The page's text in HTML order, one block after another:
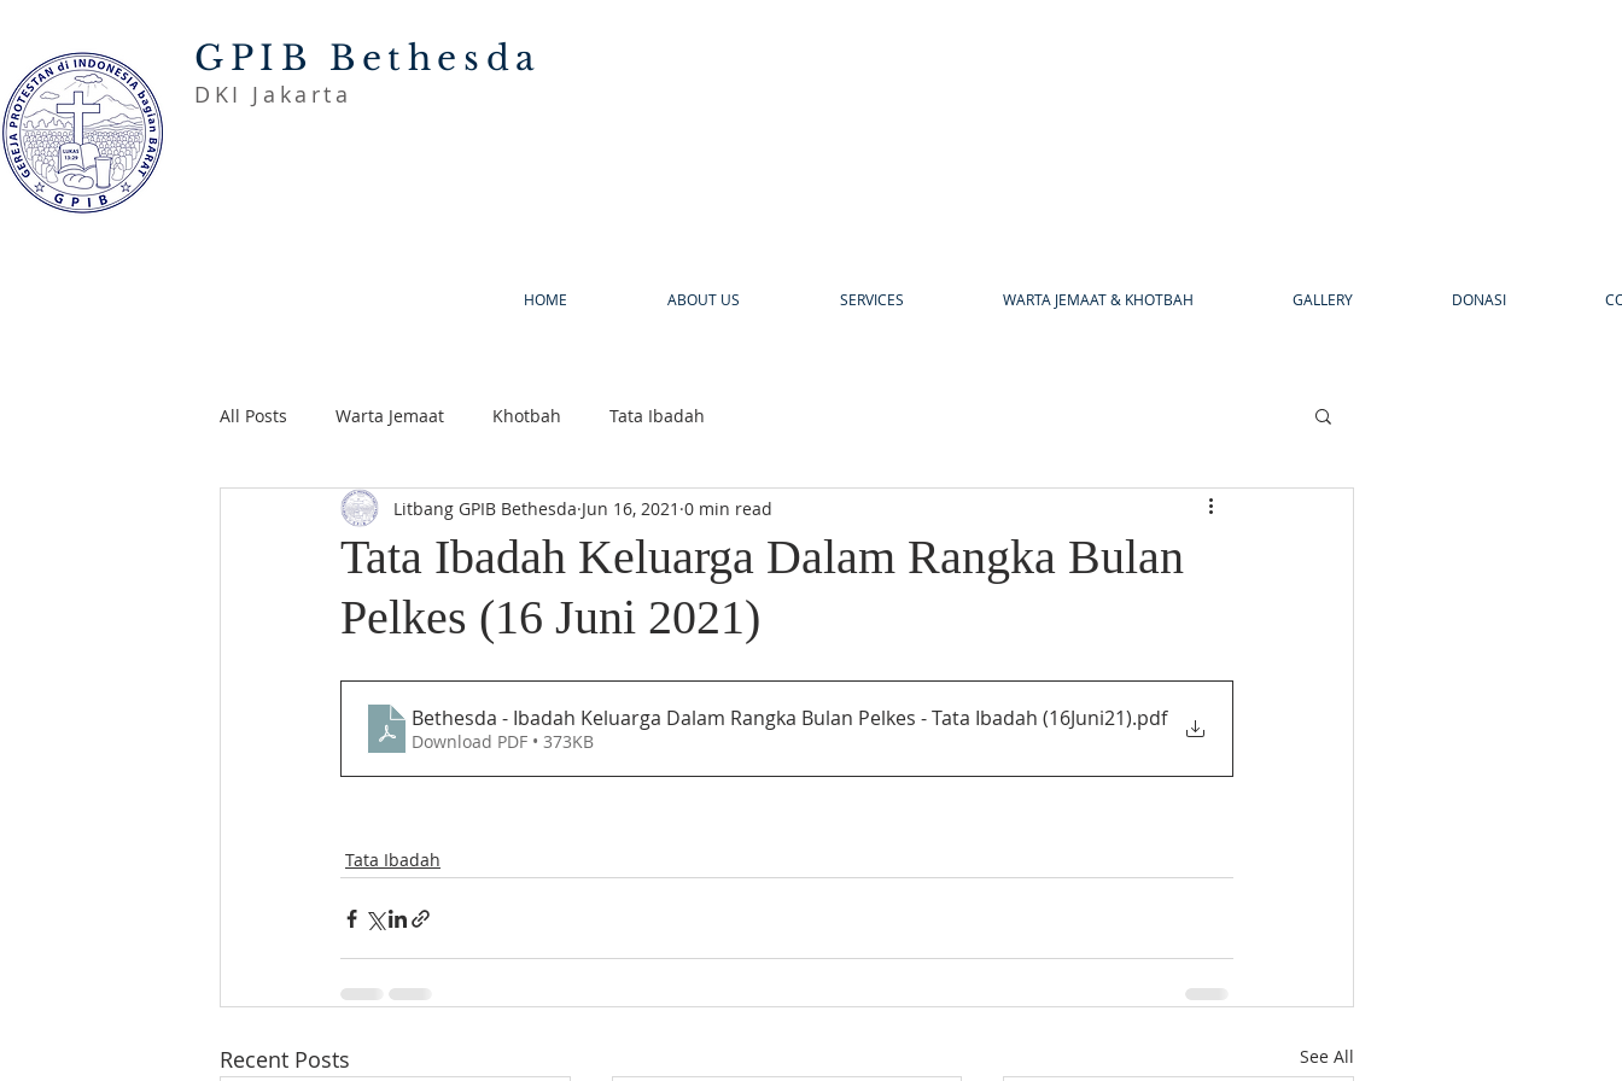
GPIB Bethesda
DKI Jakarta
HOME ABOUT US SERVICES WARTA JEMAAT & KHOTBAH GALLERY DONASI
All Posts Warta Jemaat Khotbah Tata Ibadah
Tata Ibadah Keluarga Dalam Rangka Bulan
Pelkes (16 Juni 2021)
Litbang GPIB Bethesda Jun 16, 2021 0 min read
Bethesda - Ibadah Keluarga Dalam Rangka Bulan Pelkes - Tata Ibadah (16Juni21).pdf
Download PDF • 373KB
Tata Ibadah
Recent Posts See All